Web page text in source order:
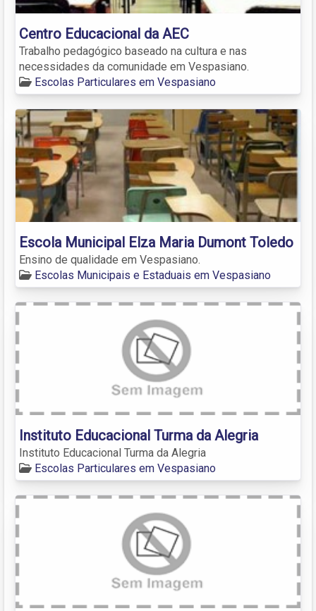
Centro Educacional da AEC
Trabalho pedagógico baseado na cultura e nas
necessidades da comunidade em Vespasiano.
Escolas Particulares em Vespasiano
Escola Municipal Elza Maria Dumont Toledo
Ensino de qualidade em Vespasiano.
Escolas Municipais e Estaduais em Vespasiano
Instituto Educacional Turma da Alegria
Instituto Educacional Turma da Alegria
Escolas Particulares em Vespasiano